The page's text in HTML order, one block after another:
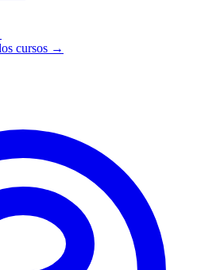
cursos →